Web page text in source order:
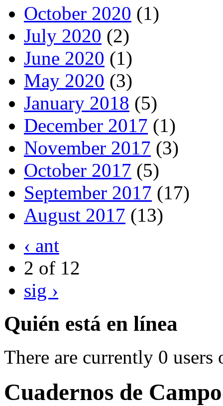
October 2020 (1)
July 2020 (2)
June 2020 (1)
May 2020 (3)
January 2018 (5)
December 2017 (1)
November 2017 (3)
October 2017 (5)
September 2017 (17)
August 2017 (13)
‹ ant
2 of 12
sig ›
Quién está en línea
There are currently 0 users
Cuadernos de